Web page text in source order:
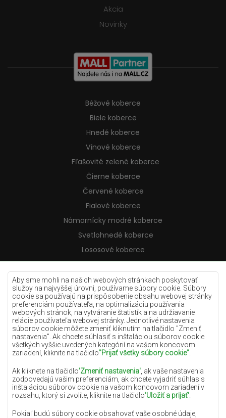
Aby sme mohli na našich webových stránkach poskytovať
služby na najvyššej úrovni, používame súbory cookie. Súbory
cookie sa používajú na prispôsobenie obsahu webovej stránky
preferenciám používateľa, na optimalizáciu používania
webových stránok, na vytváranie štatistík a na udržiavanie
relácie používateľa webovej stránky. Jednotlivé nastavenia
súborov cookie môžete zmeniť kliknutím na tlačidlo "Zmeniť
nastavenia". Ak chcete súhlasiť s inštaláciou súborov cookie
všetkých vyššie uvedených kategórií na vašom koncovom
zariadení, kliknite na tlačidlo"Prijať všetky súbory cookie"
Ak kliknete na tlačidlo'Zmeniť nastavenia' , ak vaše nastavenia
zodpovedajú vašim preferenciám, ak chcete vyjadriť súhlas s
inštaláciou súborov cookie na vašom koncovom zariadení v
rozsahu, ktorý si zvolíte, kliknite na tlačidlo'Uložiť a prijať'
Pokiaľ budú súbory cookie obsahovať vaše osobné údaje,
Akcia
Novinky
Béžové koberce
Biele koberce
Hnedé koberce
Vínové koberce
Fľašovité zelené koberce
Čierne koberce
Červené koberce
Fialové koberce
Námornícky modré koberce
Svetlohnedé koberce
Lososové koberce
Krémové koberce
Lilac koberce
Žlté koberce
Mätové koberce
Modré koberce
Oranžové koberce
Ružové koberce
Šedé koberce
Terakotové koberce
Zelené koberce
Zlaté koberce